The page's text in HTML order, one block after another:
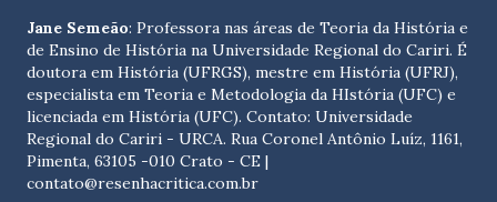
Jane Semeão: Professora nas áreas de Teoria da História e
de Ensino de História na Universidade Regional do Cariri. É
doutora em História (UFRGS), mestre em História (UFRJ),
especialista em Teoria e Metodologia da HIstória (UFC) e
licenciada em História (UFC). Contato: Universidade
Regional do Cariri - URCA. Rua Coronel Antônio Luíz, 1161,
Pimenta, 63105 -010 Crato - CE |
contato@resenhacritica.com.br